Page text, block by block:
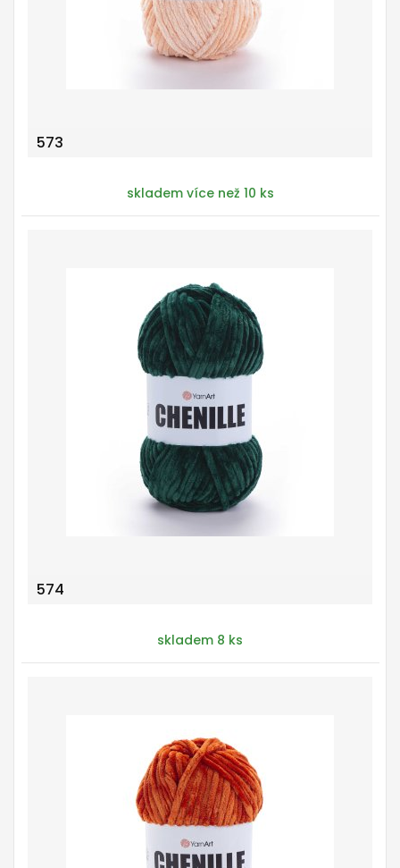
573
skladem více než 10 ks
574
skladem 8 ks